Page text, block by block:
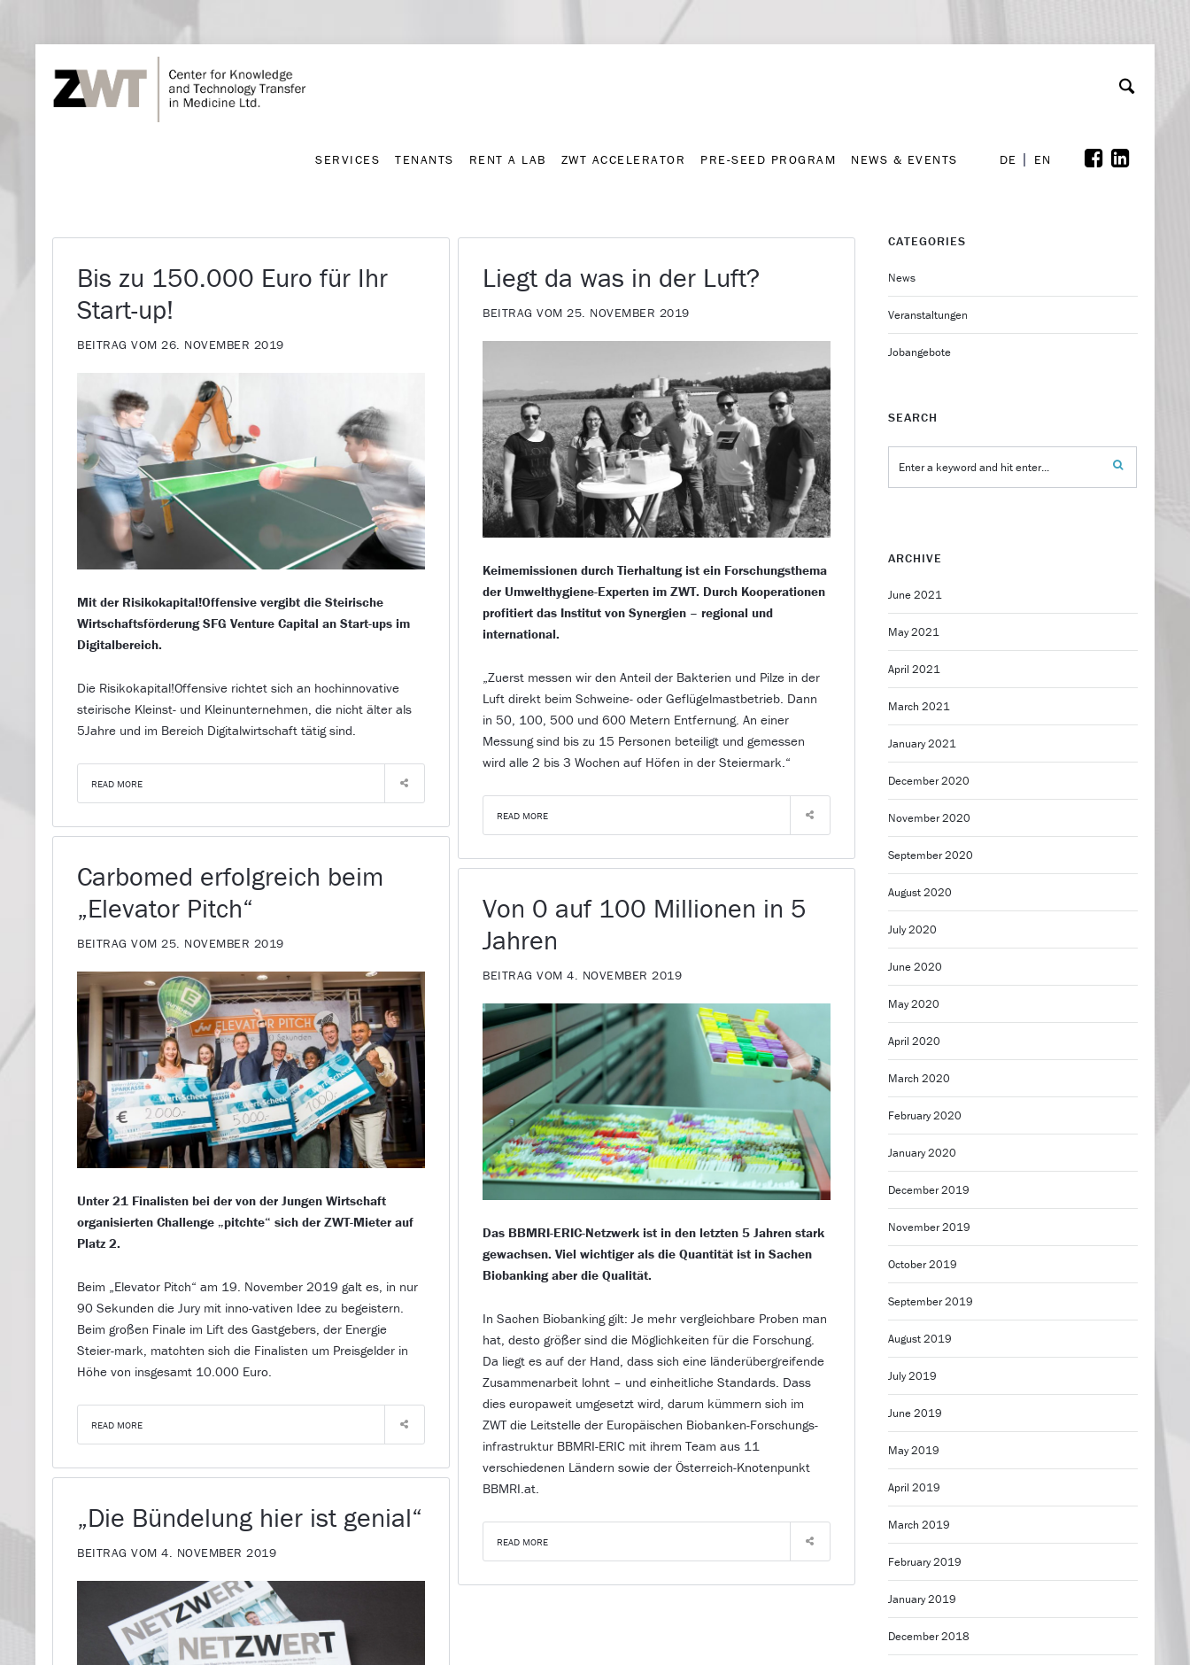
SERVICES TENANTS RENT A LAB ZWT ACCELERATOR PRE-SEED PROGRAM NEWS & EVENTS DE EN
Bis zu 150.000 Euro für Ihr
Start-up!
BEITRAG VOM 26. NOVEMBER 2019
Mit der Risikokapital!Offensive vergibt die Steirische
Wirtschaftsförderung SFG Venture Capital an Start-ups im
Digitalbereich.
Die Risikokapital!Offensive richtet sich an hochinnovative
steirische Kleinst- und Kleinunternehmen, die nicht älter als
5Jahre und im Bereich Digitalwirtschaft tätig sind.
READ MORE
Liegt da was in der Luft?
BEITRAG VOM 25. NOVEMBER 2019
Keimemissionen durch Tierhaltung ist ein Forschungsthema
der Umwelthygiene-Experten im ZWT. Durch Kooperationen
profitiert das Institut von Synergien – regional und
international.
„Zuerst messen wir den Anteil der Bakterien und Pilze in der
Luft direkt beim Schweine- oder Geflügelmastbetrieb. Dann
in 50, 100, 500 und 600 Metern Entfernung. An einer
Messung sind bis zu 15 Personen beteiligt und gemessen
wird alle 2 bis 3 Wochen auf Höfen in der Steiermark.“
READ MORE
Carbomed erfolgreich beim
„Elevator Pitch“
BEITRAG VOM 25. NOVEMBER 2019
Unter 21 Finalisten bei der von der Jungen Wirtschaft
organisierten Challenge „pitchte“ sich der ZWT-Mieter auf
Platz 2.
Beim „Elevator Pitch“ am 19. November 2019 galt es, in nur
90 Sekunden die Jury mit inno-vativen Idee zu begeistern.
Beim großen Finale im Lift des Gastgebers, der Energie
Steier-mark, matchten sich die Finalisten um Preisgelder in
Höhe von insgesamt 10.000 Euro.
READ MORE
Von 0 auf 100 Millionen in 5
Jahren
BEITRAG VOM 4. NOVEMBER 2019
Das BBMRI-ERIC-Netzwerk ist in den letzten 5 Jahren stark
gewachsen. Viel wichtiger als die Quantität ist in Sachen
Biobanking aber die Qualität.
In Sachen Biobanking gilt: Je mehr vergleichbare Proben man
hat, desto größer sind die Möglichkeiten für die Forschung.
Da liegt es auf der Hand, dass sich eine länderübergreifende
Zusammenarbeit lohnt – und einheitliche Standards. Dass
dies europaweit umgesetzt wird, darum kümmern sich im
ZWT die Leitstelle der Europäischen Biobanken-Forschungs-
infrastruktur BBMRI-ERIC mit ihrem Team aus 11
verschiedenen Ländern sowie der Österreich-Knotenpunkt
BBMRI.at.
READ MORE
„Die Bündelung hier ist genial“
BEITRAG VOM 4. NOVEMBER 2019
CATEGORIES
News
Veranstaltungen
Jobangebote
SEARCH
ARCHIVE
June 2021
May 2021
April 2021
March 2021
January 2021
December 2020
November 2020
September 2020
August 2020
July 2020
June 2020
May 2020
April 2020
March 2020
February 2020
January 2020
December 2019
November 2019
October 2019
September 2019
August 2019
July 2019
June 2019
May 2019
April 2019
March 2019
February 2019
January 2019
December 2018